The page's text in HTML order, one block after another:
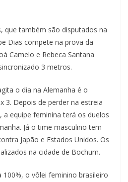
que também são disputados na
Dias compete na prova da
Camelo e Rebeca Santana
3 metros.
o dia na Alemanha é o
3. Depois de perder na estreia
a equipe feminina terá os duelos
Já o time masculino tem
Japão e Estados Unidos. Os
na cidade de Bochum.
100%, o vôlei feminino brasileiro